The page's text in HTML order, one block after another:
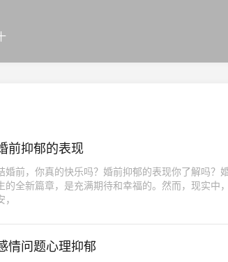
前抑郁的表现
婚前，你真的快乐吗？婚前抑郁的表现你了解吗？
的全新篇章，是充满期待和幸福的。然而，现实中
，
情问题心理抑郁